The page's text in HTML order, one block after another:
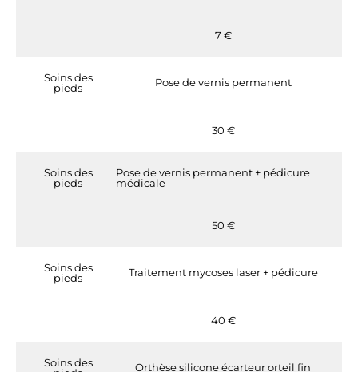
7 €
Soins des
pieds
Pose de vernis permanent
30 €
Soins des
pieds
Pose de vernis permanent + pédicure
médicale
50 €
Soins des
pieds
Traitement mycoses laser + pédicure
40 €
Soins des
Orthèse silicone écarteur orteil fin